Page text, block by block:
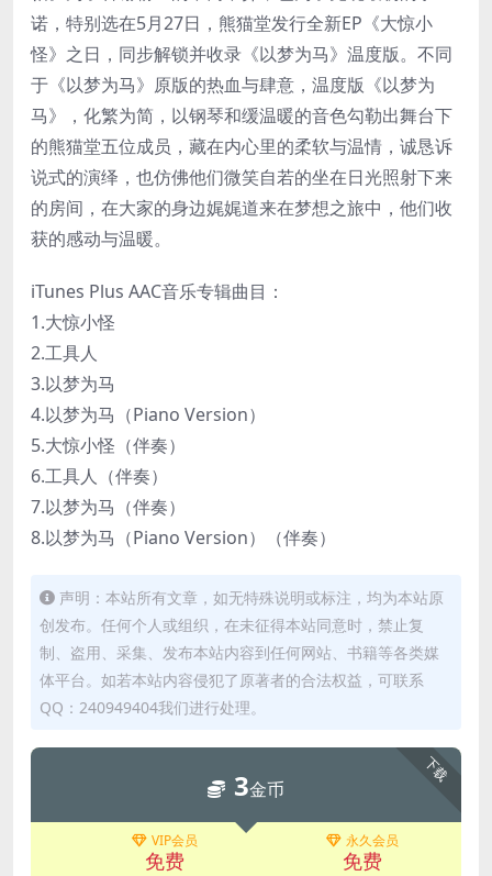
诺，特别选在5月27日，熊猫堂发行全新EP《大惊小
怪》之日，同步解锁并收录《以梦为马》温度版。不同
于《以梦为马》原版的热血与肆意，温度版《以梦为
马》，化繁为简，以钢琴和缓温暖的音色勾勒出舞台下
的熊猫堂五位成员，藏在内心里的柔软与温情，诚恳诉
说式的演绎，也仿佛他们微笑自若的坐在日光照射下来
的房间，在大家的身边娓娓道来在梦想之旅中，他们收
获的感动与温暖。
iTunes Plus AAC音乐专辑曲目：
1.大惊小怪
2.工具人
3.以梦为马
4.以梦为马（Piano Version）
5.大惊小怪（伴奏）
6.工具人（伴奏）
7.以梦为马（伴奏）
8.以梦为马（Piano Version）（伴奏）
声明：本站所有文章，如无特殊说明或标注，均为本站原
创发布。任何个人或组织，在未征得本站同意时，禁止复
制、盗用、采集、发布本站内容到任何网站、书籍等各类媒
体平台。如若本站内容侵犯了原著者的合法权益，可联系
QQ：240949404我们进行处理。
下载
3金币
VIP会员
免费
永久会员
免费